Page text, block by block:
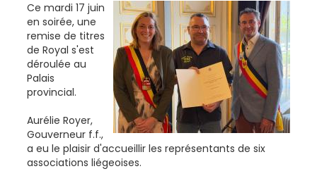
Ce mardi 17 juin
en soirée, une
remise de titres
de Royal s'est
déroulée au
Palais
provincial.
Aurélie Royer,
Gouverneur f.f.,
a eu le plaisir d'accueillir les représentants de six
associations liégeoises.